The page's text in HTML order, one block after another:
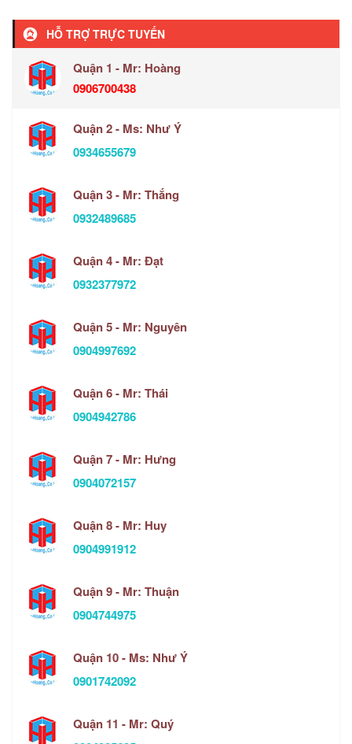
HỖ TRỢ TRỰC TUYẾN
Quận 1 - Mr: Hoàng
0906700438
Quận 2 - Ms: Như Ý
0934655679
Quận 3 - Mr: Thắng
0932489685
Quận 4 - Mr: Đạt
0932377972
Quận 5 - Mr: Nguyên
0904997692
Quận 6 - Mr: Thái
0904942786
Quận 7 - Mr: Hưng
0904072157
Quận 8 - Mr: Huy
0904991912
Quận 9 - Mr: Thuận
0904744975
Quận 10 - Ms: Như Ý
0901742092
Quận 11 - Mr: Quý